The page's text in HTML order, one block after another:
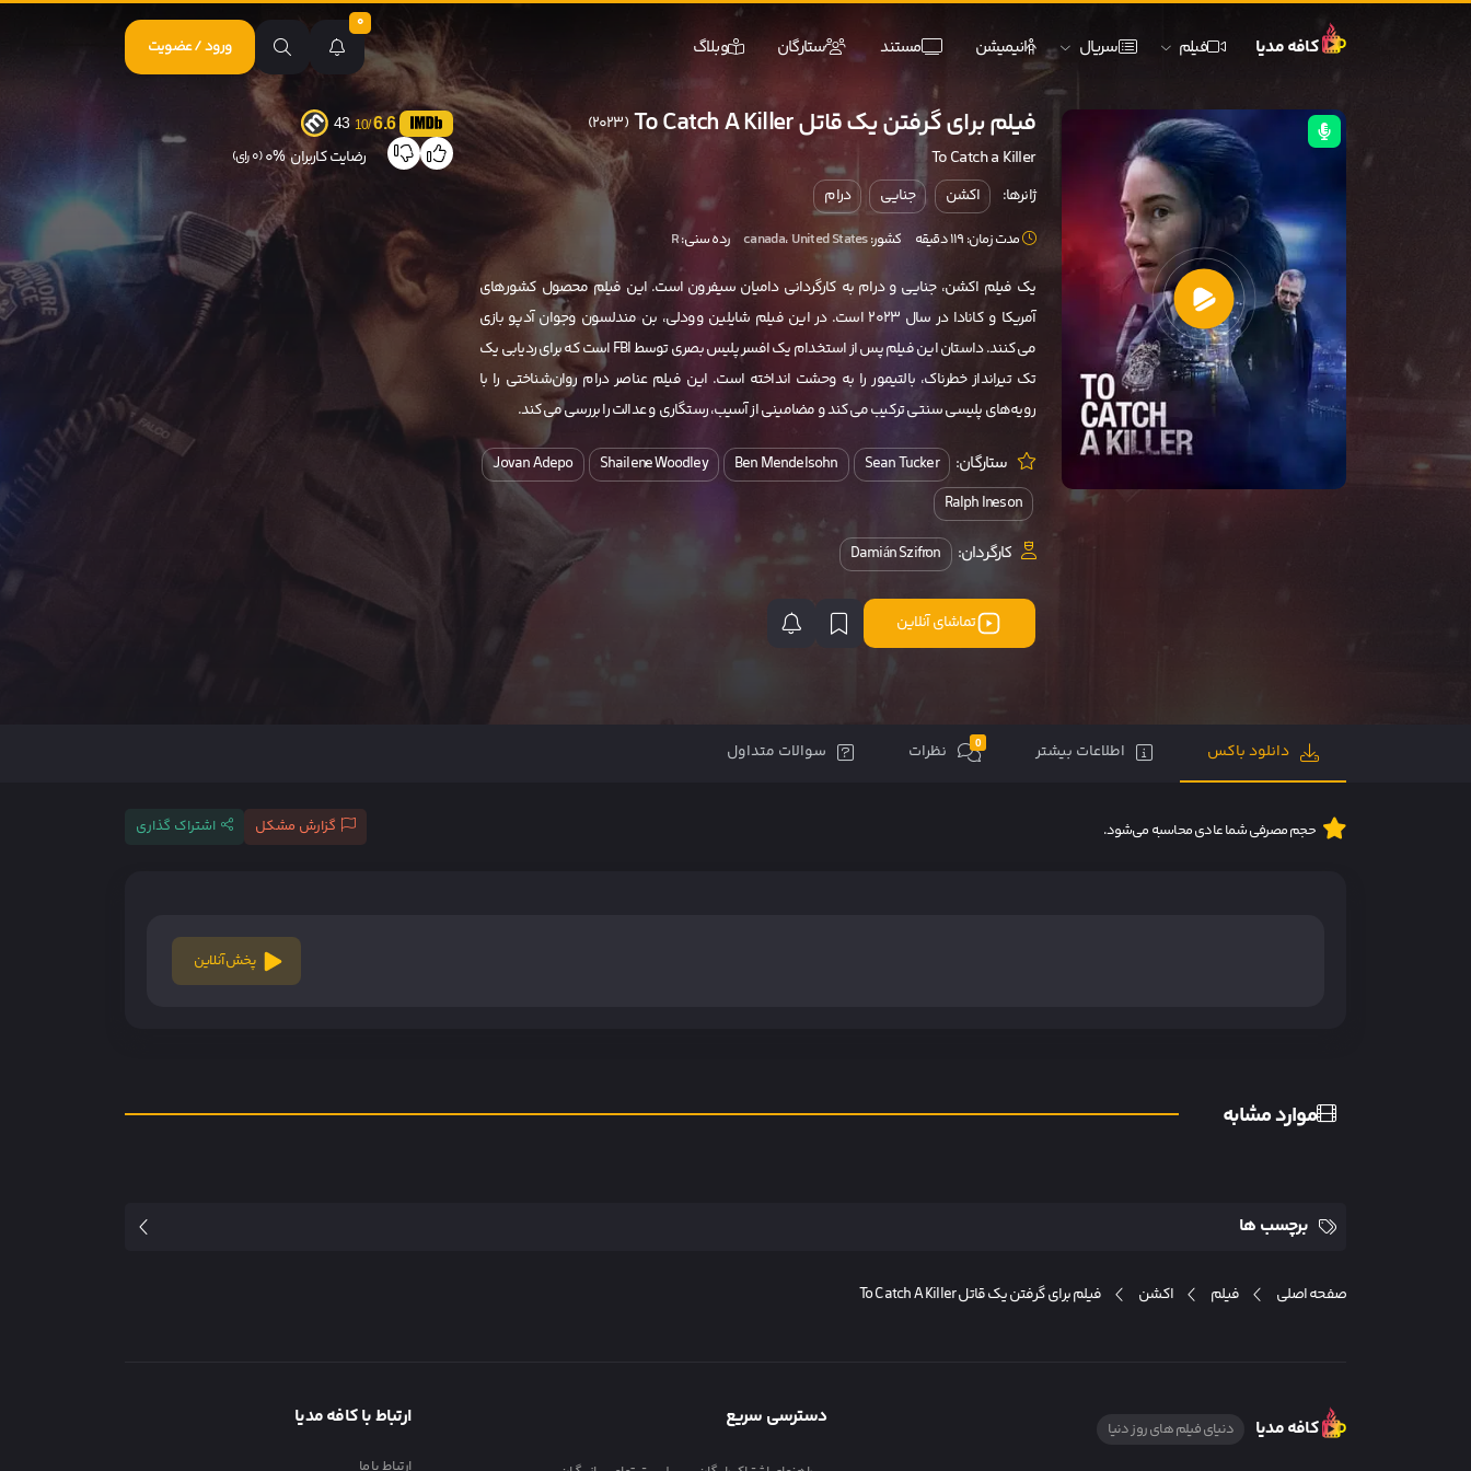
کافه مدیا فیلم سریال انیمیشن مستند ستارگان وبلاگ
0
ورود / عضویت
فیلم برای گرفتن یک قاتل To Catch A Killer (2023)
To Catch a Killer
ژانرها: اکشن جنایی درام
مدت زمان: 119 دقیقه کشور: canada، United States رده سنی:R
یک فیلم اکشن، جنایی و درام به کارگردانی دامیان سیفرون است. این فیلم محصول کشورهای
آمریکا و کانادا در سال 2023 است. در این فیلم شایلین‌ وودلی، بن مندلسون وجوان‌ آدپو بازی
می‌کنند. داستان این فیلم پس از استخدام یک افسر پلیس بصری توسط FBI است که برای ردیابی یک
تک تیرانداز خطرناک، بالتیمور را به وحشت انداخته است. این فیلم عناصر درام روان‌شناختی را با
رویه‌های پلیسی سنتی ترکیب می‌کند و مضامینی از آسیب، رستگاری و عدالت را بررسی می‌کند.
ستارگان: Sean Tucker
Ben Mendelsohn
Shailene Woodley
Jovan Adepo
Ralph Ineson
کارگردان: Damián Szifron
تماشای آنلاین
6.6
/10
43
رضایت کاربران 0% (0 رای)
دانلود باکس اطلاعات بیشتر 0 نظرات سوالات متداول
حجم مصرفی شما عادی محاسبه می‌شود. گزارش مشکل اشتراک گذاری
پخش آنلاین
موارد مشابه
برچسب ها
صفحه اصلی فیلم اکشن فیلم برای گرفتن یک قاتل To Catch A Killer
کافه مدیا دنیای فیلم های روز دنیا دسترسی سریع ارتباط با کافه مدیا